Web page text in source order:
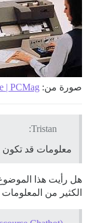
صورة من: | PCMag
Tristan:
معلومات قد تكون
هل رأيت هذا
الكثير من